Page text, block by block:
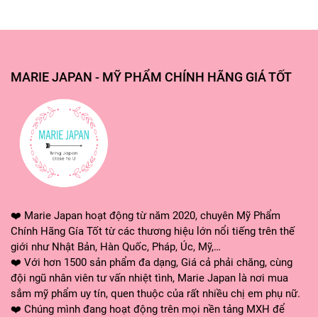
MARIE JAPAN - MỸ PHẨM CHÍNH HÃNG GIÁ TỐT
❤️ Marie Japan hoạt động từ năm 2020, chuyên Mỹ Phẩm
Chính Hãng Gía Tốt từ các thương hiệu lớn nổi tiếng trên thế
giới như Nhật Bản, Hàn Quốc, Pháp, Úc, Mỹ,…
❤️ Với hơn 1500 sản phẩm đa dạng, Giá cả phải chăng, cùng
đội ngũ nhân viên tư vấn nhiệt tình, Marie Japan là nơi mua
sắm mỹ phẩm uy tín, quen thuộc của rất nhiều chị em phụ nữ.
❤️ Chúng mình đang hoạt động trên mọi nền tảng MXH để